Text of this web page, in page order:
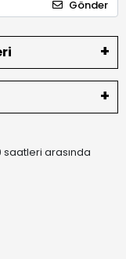
Gönder
saatleri arasında